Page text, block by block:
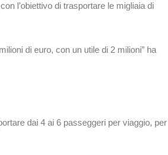
l’obiettivo di trasportare le migliaia di
di euro, con un utile di 2 milioni” ha
dai 4 ai 6 passeggeri per viaggio, per